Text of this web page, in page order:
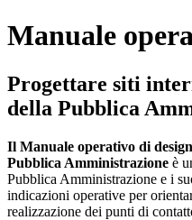
Manuale
Progettare siti
della Pubblica
Il Manuale operativo di
Pubblica Amministrazione è
Pubblica Amministrazione e i
indicazioni operative per
realizzazione dei punti di